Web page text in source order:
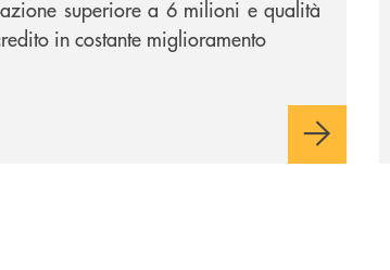
superiore a 6 milioni e qualità
in costante miglioramento